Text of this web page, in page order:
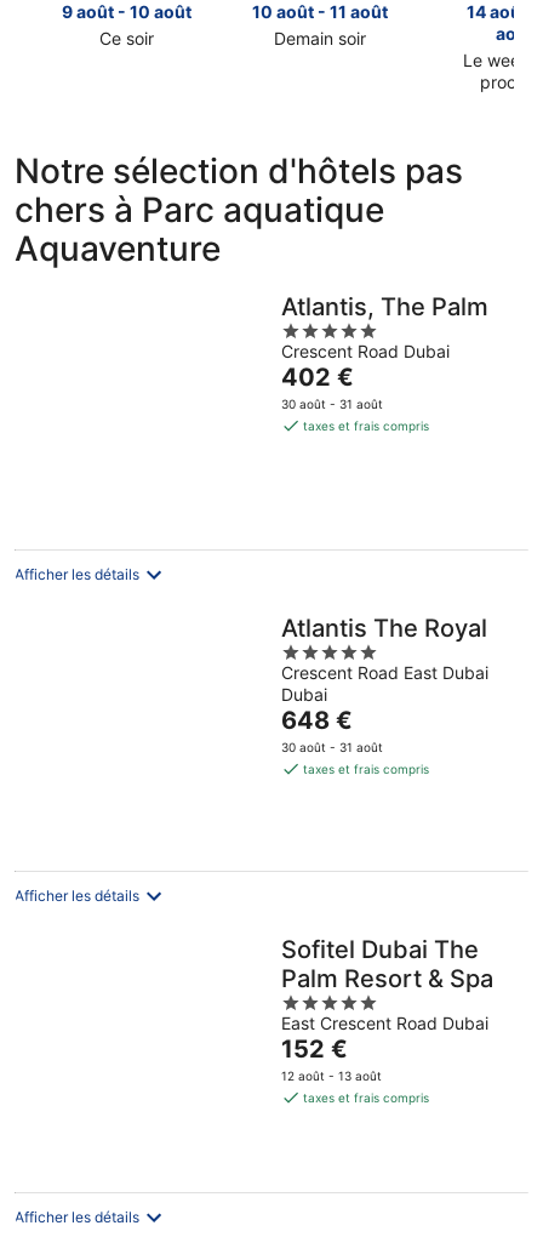
9 août - 10 août
Ce soir
de
Parc
aquatique
Aquaventure
pour
10 août - 11 août
Demain soir
de
Parc
aquatique
Aquaventure
soir,
août
août
14 août -
août
Le week-
près
pour
le
prochain
Notre sélection d'hôtels pas
chers à Parc aquatique
Aquaventure
Atlantis, The Palm
5
out
of
5
Crescent Road Dubai
Le
prix
est
402 €
30 août - 31 août
taxes et frais compris
Afficher les détails
Atlantis The Royal
5
out
of
5
Crescent Road East Dubai
Dubai
Le
prix
est
648 €
30 août - 31 août
taxes et frais compris
Afficher les détails
Sofitel Dubai The
Palm Resort & Spa
5
out
of
5
East Crescent Road Dubai
Le
prix
est
nuit
152 €
12 août - 13 août
taxes et frais compris
Afficher les détails